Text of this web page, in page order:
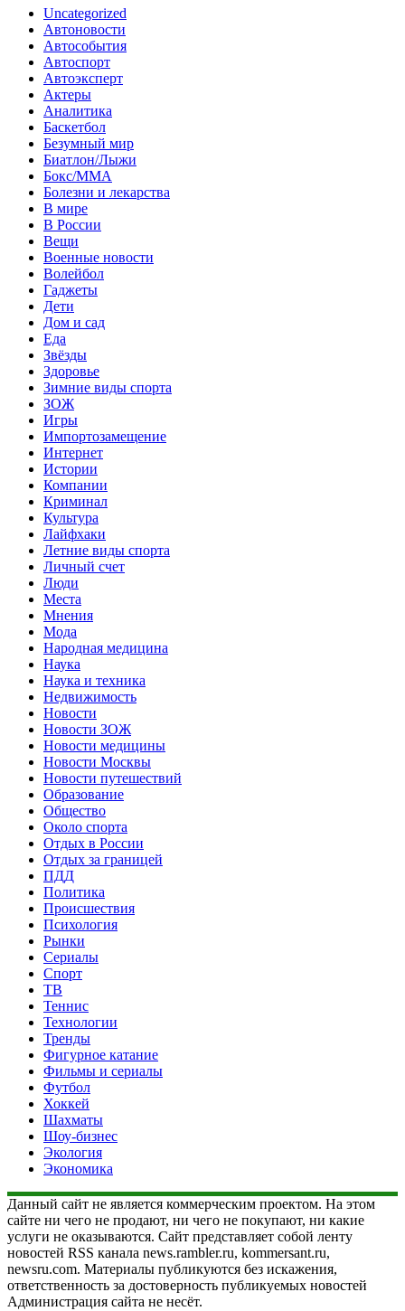
Uncategorized
Автоновости
Автособытия
Автоспорт
Автоэксперт
Актеры
Аналитика
Баскетбол
Безумный мир
Биатлон/Лыжи
Бокс/MMA
Болезни и лекарства
В мире
В России
Вещи
Военные новости
Волейбол
Гаджеты
Дети
Дом и сад
Еда
Звёзды
Здоровье
Зимние виды спорта
ЗОЖ
Игры
Импортозамещение
Интернет
Истории
Компании
Криминал
Культура
Лайфхаки
Летние виды спорта
Личный счет
Люди
Места
Мнения
Мода
Народная медицина
Наука
Наука и техника
Недвижимость
Новости
Новости ЗОЖ
Новости медицины
Новости Москвы
Новости путешествий
Образование
Общество
Около спорта
Отдых в России
Отдых за границей
ПДД
Политика
Происшествия
Психология
Рынки
Сериалы
Спорт
ТВ
Теннис
Технологии
Тренды
Фигурное катание
Фильмы и сериалы
Футбол
Хоккей
Шахматы
Шоу-бизнес
Экология
Экономика
Данный сайт не является коммерческим проектом. На этом
сайте ни чего не продают, ни чего не покупают, ни какие
услуги не оказываются. Сайт представляет собой ленту
новостей RSS канала news.rambler.ru, kommersant.ru,
newsru.com. Материалы публикуются без искажения,
ответственность за достоверность публикуемых новостей
Администрация сайта не несёт.